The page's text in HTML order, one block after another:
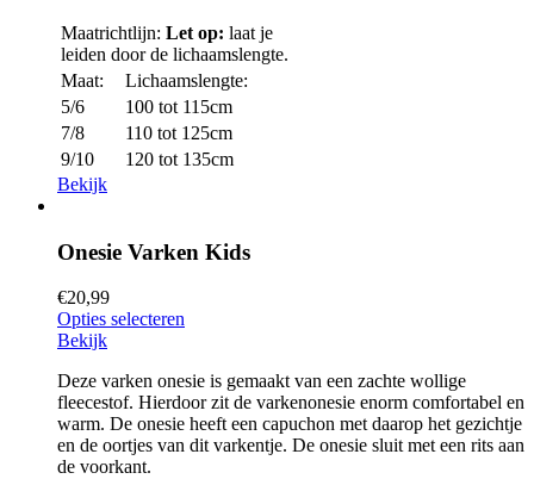
Maatrichtlijn: Let op: laat je
leiden door de lichaamslengte.
Maat:
Lichaamslengte:
5/6
100 tot 115cm
7/8
110 tot 125cm
9/10
120 tot 135cm
Bekijk
Onesie Varken Kids
€20,99
Opties selecteren
Bekijk
Deze varken onesie is gemaakt van een zachte wollige
fleecestof. Hierdoor zit de varkenonesie enorm comfortabel en
warm. De onesie heeft een capuchon met daarop het gezichtje
en de oortjes van dit varkentje. De onesie sluit met een rits aan
de voorkant.